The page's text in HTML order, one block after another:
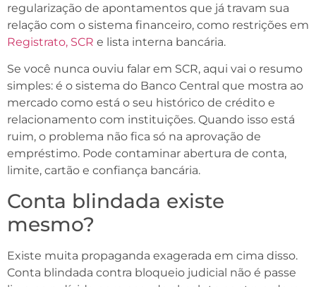
regularização de apontamentos que já travam sua
relação com o sistema financeiro, como restrições em
Registrato, SCR e lista interna bancária.
Se você nunca ouviu falar em SCR, aqui vai o resumo
simples: é o sistema do Banco Central que mostra ao
mercado como está o seu histórico de crédito e
relacionamento com instituições. Quando isso está
ruim, o problema não fica só na aprovação de
empréstimo. Pode contaminar abertura de conta,
limite, cartão e confiança bancária.
Conta blindada existe
mesmo?
Existe muita propaganda exagerada em cima disso.
Conta blindada contra bloqueio judicial não é passe